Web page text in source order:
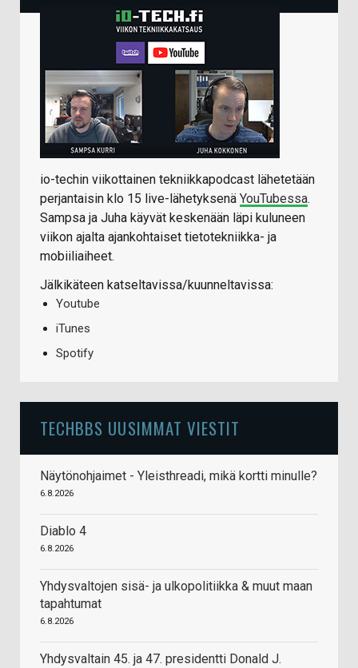
io-techin viikottainen tekniikkapodcast lähetetään
perjantaisin klo 15 live-lähetyksenä YouTubessa.
Sampsa ja Juha käyvät keskenään läpi kuluneen
viikon ajalta ajankohtaiset tietotekniikka- ja
mobiiliaiheet.
Jälkikäteen katseltavissa/kuunneltavissa:
Youtube
iTunes
Spotify
TECHBBS UUSIMMAT VIESTIT
Näytönohjaimet - Yleisthreadi, mikä kortti minulle?
6.8.2026
Diablo 4
6.8.2026
Yhdysvaltojen sisä- ja ulkopolitiikka & muut maan
tapahtumat
6.8.2026
Yhdysvaltain 45. ja 47. presidentti Donald J.